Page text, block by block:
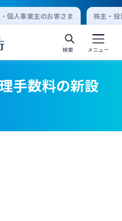
個人事業主のお客さま 株主・
検索 メニュー
ーネットバンキング
グオン
ネットバンキング
手数料の新設